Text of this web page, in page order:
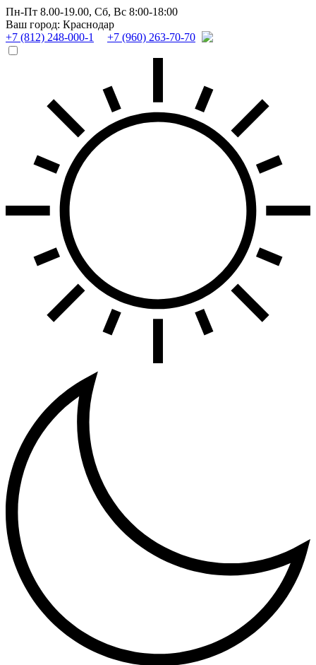
Пн-Пт 8.00-19.00, Сб, Вс 8:00-18:00
Ваш город: Краснодар
+7 (812) 248-000-1
+7 (960) 263-70-70